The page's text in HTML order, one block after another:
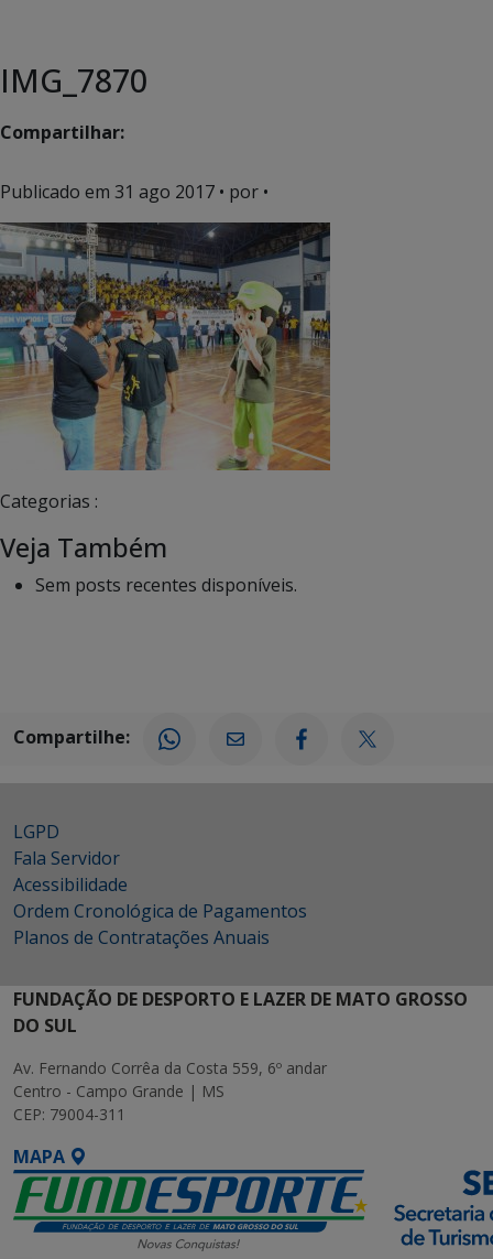
IMG_7870
Compartilhar:
Publicado em 31 ago 2017 • por •
Categorias :
Veja Também
Sem posts recentes disponíveis.
Compartilhe:
LGPD
Fala Servidor
Acessibilidade
Ordem Cronológica de Pagamentos
Planos de Contratações Anuais
FUNDAÇÃO DE DESPORTO E LAZER DE MATO GROSSO
DO SUL
Av. Fernando Corrêa da Costa 559, 6º andar
Centro - Campo Grande | MS
CEP: 79004-311
MAPA